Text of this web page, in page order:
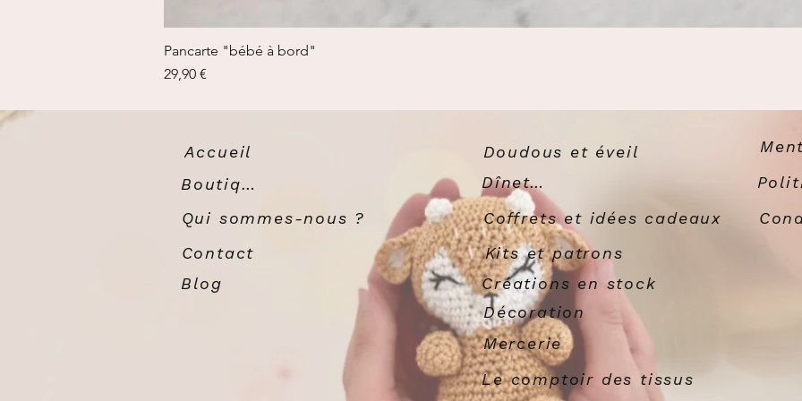
Pancarte "bébé à bord"
Prix
29,90 €
Accueil
Boutique
Qui sommes-nous ?
Contact
Blog
Doudous et éveil
Dînette
Coffrets et idées cadeaux
Kits et patrons
Créations en stock
Mercerie
Décoration
Le comptoir des tissus